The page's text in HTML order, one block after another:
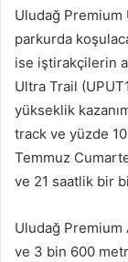
Uludağ Premium
parkurda
ise iştirakçilerin
Ultra Trail
yükseklik
track ve yüzde
Temmuz
ve 21 saatlik bir
Uludağ Premium
ve 3 bin 600